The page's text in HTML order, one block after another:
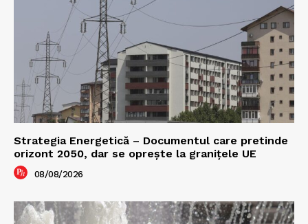
Strategia Energetică – Documentul care pretinde
orizont 2050, dar se oprește la granițele UE
08/08/2026